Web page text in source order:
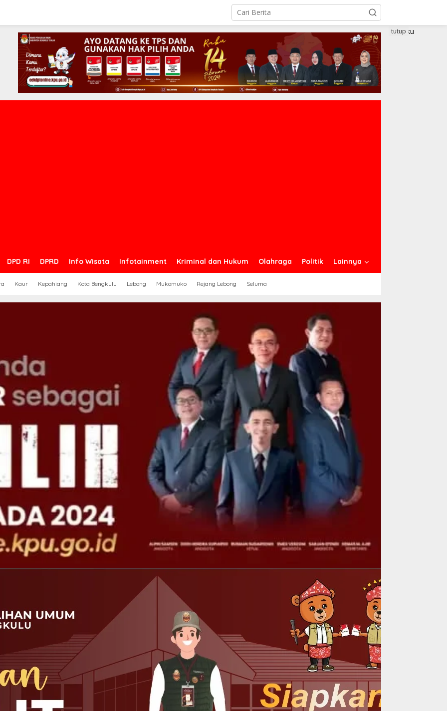
DPD RI DPRD Info Wisata Infotainment Kriminal dan Hukum Olahraga Politik Lainnya
Kaur Kepahiang Kota Bengkulu Lebong Mukomuko Rejang Lebong Seluma
tutup